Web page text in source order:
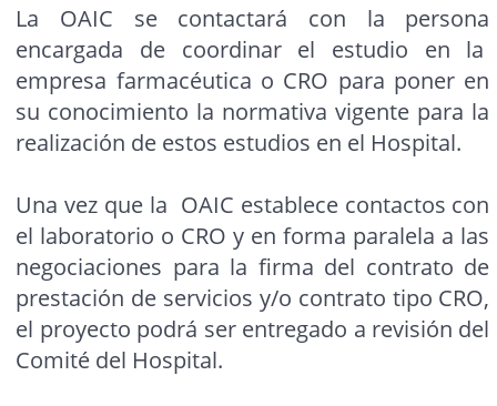
La OAIC se contactará con la persona
encargada de coordinar el estudio en la
empresa farmacéutica o CRO para poner en
su conocimiento la normativa vigente para la
realización de estos estudios en el Hospital.
Una vez que la OAIC establece contactos con
el laboratorio o CRO y en forma paralela a las
negociaciones para la firma del contrato de
prestación de servicios y/o contrato tipo CRO,
el proyecto podrá ser entregado a revisión del
Comité del Hospital.